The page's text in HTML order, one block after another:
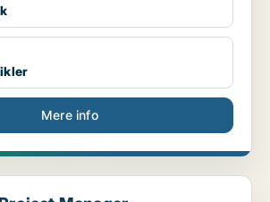
Mere info